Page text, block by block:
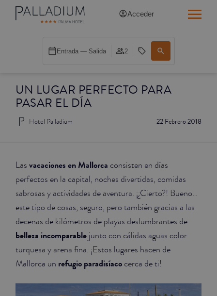
UN LUGAR PERFECTO PARA
PASAR EL DÍA
22 Febrero 2018
Hotel Palladium
Las vacaciones en Mallorca consisten en días
perfectos en la capital, noches divertidas, comidas
sabrosas y actividades de aventura. ¡¿Cierto?! Bueno…
este tipo de cosas, seguro, pero también gracias a las
decenas de kilómetros de playas deslumbrantes de
belleza incomparable junto con cálidas aguas color
turquesa y arena fina. ¡Estos lugares hacen de
Mallorca un refugio paradisíaco cerca de ti!
Acceder
Entrada — Salida 2
INDIVIDUAL BALCÓN CATEDRAL
DOBLE WHITE
DOBLE INN CATEDRAL
SUPERIOR
JUNIOR SUITES
SUITE